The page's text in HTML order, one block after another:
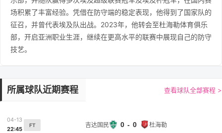
场积累了丰富经验。凭借在防守端的稳定表现，他得到了国家队的
征召，并曾代表埃及队出战。2023年，他转会至杜海勒体育俱乐
部，开启亚洲职业生涯，继续在更高水平的联赛中展现自己的防守
技艺。
所属球队近期赛程 查看球队全部赛程 >
04-13
22:45
FT 吉达国民 0 - 0 杜海勒